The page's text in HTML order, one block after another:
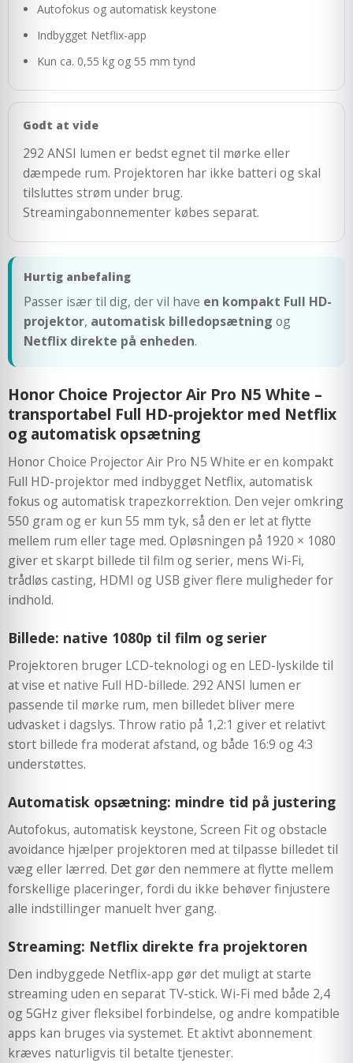
Autofokus og automatisk keystone
Indbygget Netflix-app
Kun ca. 0,55 kg og 55 mm tynd
Godt at vide
292 ANSI lumen er bedst egnet til mørke eller
dæmpede rum. Projektoren har ikke batteri og skal
tilsluttes strøm under brug.
Streamingabonnementer købes separat.
Hurtig anbefaling
Passer især til dig, der vil have en kompakt Full HD-
projektor, automatisk billedopsætning og
Netflix direkte på enheden.
Honor Choice Projector Air Pro N5 White –
transportabel Full HD-projektor med Netflix
og automatisk opsætning
Honor Choice Projector Air Pro N5 White er en kompakt
Full HD-projektor med indbygget Netflix, automatisk
fokus og automatisk trapezkorrektion. Den vejer omkring
550 gram og er kun 55 mm tyk, så den er let at flytte
mellem rum eller tage med. Opløsningen på 1920 × 1080
giver et skarpt billede til film og serier, mens Wi-Fi,
trådløs casting, HDMI og USB giver flere muligheder for
indhold.
Billede: native 1080p til film og serier
Projektoren bruger LCD-teknologi og en LED-lyskilde til
at vise et native Full HD-billede. 292 ANSI lumen er
passende til mørke rum, men billedet bliver mere
udvasket i dagslys. Throw ratio på 1,2:1 giver et relativt
stort billede fra moderat afstand, og både 16:9 og 4:3
understøttes.
Automatisk opsætning: mindre tid på justering
Autofokus, automatisk keystone, Screen Fit og obstacle
avoidance hjælper projektoren med at tilpasse billedet til
væg eller lærred. Det gør den nemmere at flytte mellem
forskellige placeringer, fordi du ikke behøver finjustere
alle indstillinger manuelt hver gang.
Streaming: Netflix direkte fra projektoren
Den indbyggede Netflix-app gør det muligt at starte
streaming uden en separat TV-stick. Wi-Fi med både 2,4
og 5GHz giver fleksibel forbindelse, og andre kompatible
apps kan bruges via systemet. Et aktivt abonnement
kræves naturligvis til betalte tjenester.